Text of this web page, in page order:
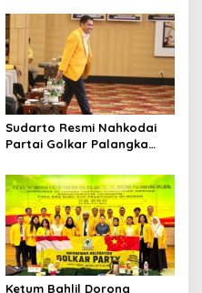
Sudarto Resmi Nahkodai
Partai Golkar Palangka
Semakin Solid dan
Dipercaya Rakyat
Ketum Bahlil Dorong